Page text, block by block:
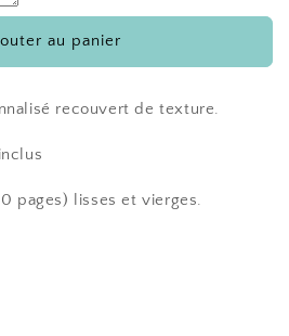
au panier
recouvert de texture.
pages) lisses et vierges.